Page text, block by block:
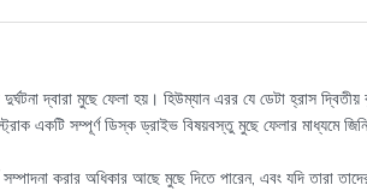
দ্বারা মুছে ফেলা হয়। হিউম্যান এরর যে ডেটা হ্রাস
একটি সম্পূর্ণ ডিস্ক ড্রাইভ বিষয়বস্তু মুছে ফেলার মাধ্যমে
করার অধিকার আছে মুছে দিতে পারেন, এবং যদি তারা